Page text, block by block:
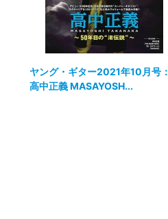
ヤング・ギター2021年10月号：
高中正義 MASAYOSH...